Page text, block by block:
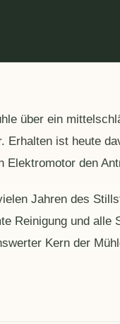
über ein
Erhalten ist heute
Elektromotor den
Jahren des
Reinigung und alle
Kern der